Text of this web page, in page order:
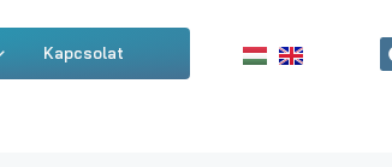
Kapcsolat